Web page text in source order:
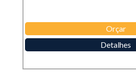
Orçar
Detalhes